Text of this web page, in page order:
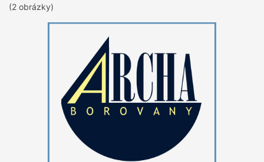
(2 obrázky)